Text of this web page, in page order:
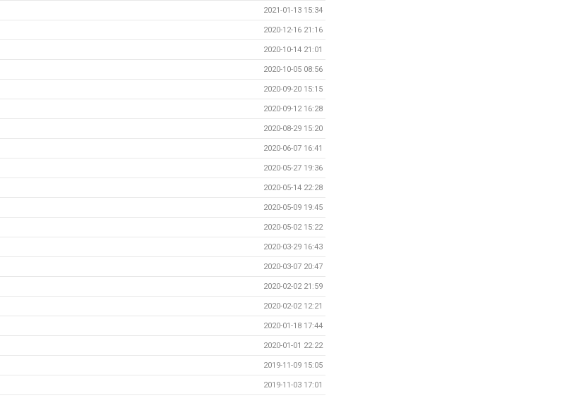
2021-01-13 15:34
2020-12-16 21:16
2020-10-14 21:01
2020-10-05 08:56
2020-09-20 15:15
2020-09-12 16:28
2020-08-29 15:20
2020-06-07 16:41
2020-05-27 19:36
2020-05-14 22:28
2020-05-09 19:45
2020-05-02 15:22
2020-03-29 16:43
2020-03-07 20:47
2020-02-02 21:59
2020-02-02 12:21
2020-01-18 17:44
2020-01-01 22:22
2019-11-09 15:05
2019-11-03 17:01